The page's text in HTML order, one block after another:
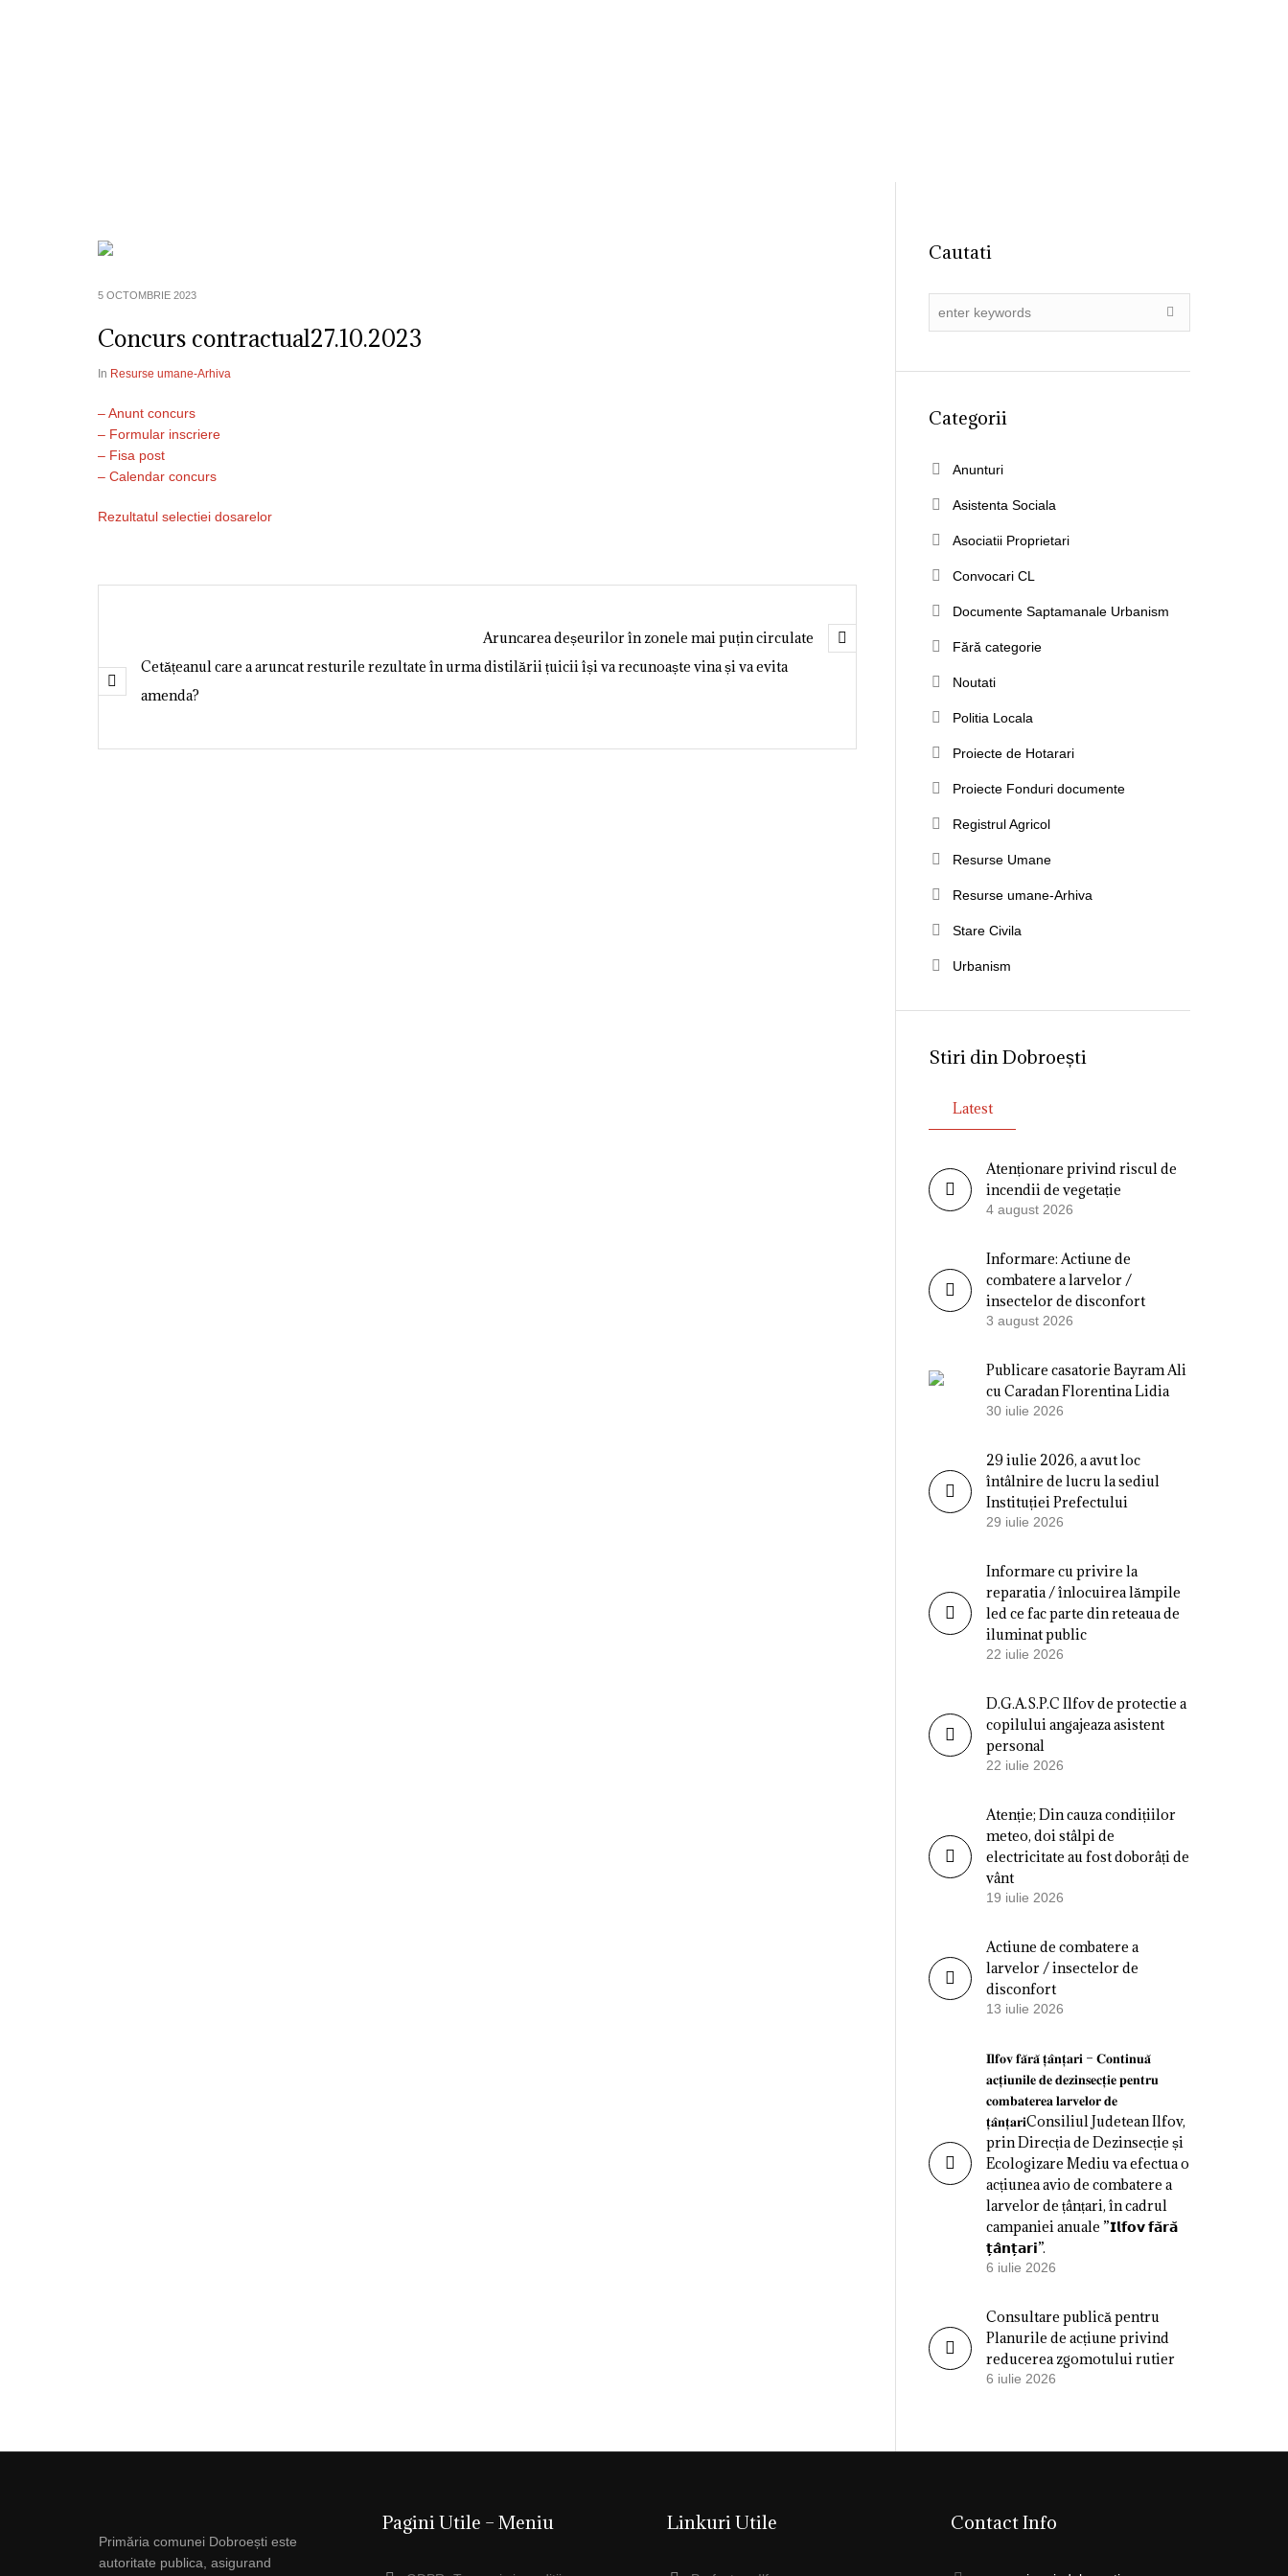
5 OCTOMBRIE 2023
Concurs contractual27.10.2023
In Resurse umane-Arhiva
– Anunt concurs
– Formular inscriere
– Fisa post
– Calendar concurs
Rezultatul selectiei dosarelor
Aruncarea deșeurilor în zonele mai puțin circulate
Cetățeanul care a aruncat resturile rezultate în urma distilării țuicii își va recunoaște vina și va evita
amenda?
Cautati
Categorii
Anunturi
Asistenta Sociala
Asociatii Proprietari
Convocari CL
Documente Saptamanale Urbanism
Fără categorie
Noutati
Politia Locala
Proiecte de Hotarari
Proiecte Fonduri documente
Registrul Agricol
Resurse Umane
Resurse umane-Arhiva
Stare Civila
Urbanism
Stiri din Dobroești
Latest
Atenționare privind riscul de
incendii de vegetație
4 august 2026
Informare: Actiune de
combatere a larvelor /
insectelor de disconfort
3 august 2026
Publicare casatorie Bayram Ali
cu Caradan Florentina Lidia
30 iulie 2026
29 iulie 2026, a avut loc
întâlnire de lucru la sediul
Instituției Prefectului
29 iulie 2026
Informare cu privire la
reparatia / înlocuirea lămpile
led ce fac parte din reteaua de
iluminat public
22 iulie 2026
D.G.A.S.P.C Ilfov de protectie a
copilului angajeaza asistent
personal
22 iulie 2026
Atenție; Din cauza condițiilor
meteo, doi stâlpi de
electricitate au fost doborâți de
vânt
19 iulie 2026
Actiune de combatere a
larvelor / insectelor de
disconfort
13 iulie 2026
𝐈𝐥𝐟𝐨𝐯 𝐟𝐚̆𝐫𝐚̆ 𝐭̦𝐚̂𝐧𝐭̦𝐚𝐫𝐢 – 𝐂𝐨𝐧𝐭𝐢𝐧𝐮𝐚̆
𝐚𝐜𝐭̦𝐢𝐮𝐧𝐢𝐥𝐞 𝐝𝐞 𝐝𝐞𝐳𝐢𝐧𝐬𝐞𝐜𝐭̦𝐢𝐞 𝐩𝐞𝐧𝐭𝐫𝐮
𝐜𝐨𝐦𝐛𝐚𝐭𝐞𝐫𝐞𝐚 𝐥𝐚𝐫𝐯𝐞𝐥𝐨𝐫 𝐝𝐞
𝐭̦𝐚̂𝐧𝐭̦𝐚𝐫𝐢Consiliul Judetean Ilfov,
prin Direcția de Dezinsecție și
Ecologizare Mediu va efectua o
acțiunea avio de combatere a
larvelor de țânțari, în cadrul
campaniei anuale ”𝗜𝗹𝗳𝗼𝘃 𝗳𝗮̆𝗿𝗮̆
𝘁̦𝗮̂𝗻𝘁̦𝗮𝗿𝗶”.
6 iulie 2026
Consultare publică pentru
Planurile de acțiune privind
reducerea zgomotului rutier
6 iulie 2026
Primăria comunei Dobroești este
autoritate publica, asigurand
Pagini Utile – Meniu Linkuri Utile Contact Info